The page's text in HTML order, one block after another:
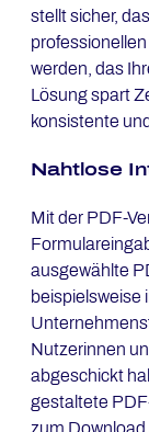
stellt sicher,
werden, das
Lösung spart
konsistente
Naht­lo­se
Mit der PDF-
ausgewählte
beispielsweise
Nutzerinnen
abgeschickt
gestaltete
zum Download